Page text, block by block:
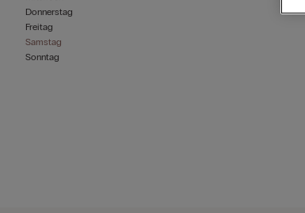
Donnerstag
Freitag
Samstag
Sonntag